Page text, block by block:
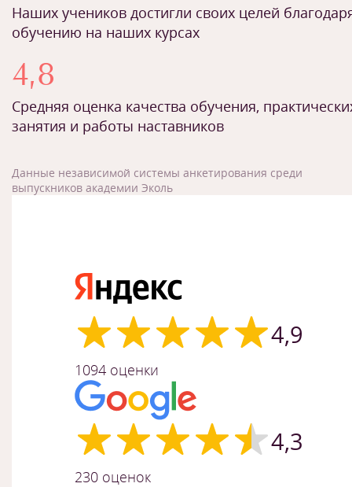
Наших учеников достигли своих целей
обучению на наших курсах
4,8
Средняя оценка качества обучения,
занятия и работы наставников
Данные независимой системы анкетирования среди
выпускников академии Эколь
4,9
1094 оценки
4,3
230 оценок